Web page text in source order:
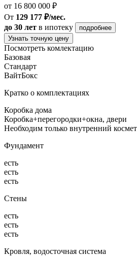
от 16 800 000 ₽
От 129 177 ₽/мес.
до 30 лет в ипотеку
подробнее
Узнать точную цену
Посмотреть комлектацию
Базовая
Стандарт
ВайтБокс
Кратко о комплектациях
Коробка дома
Коробка+перегородки+окна, двери
Необходим только внутренний
Фундамент
есть
есть
есть
Стены
есть
есть
есть
Кровля, водосточная система